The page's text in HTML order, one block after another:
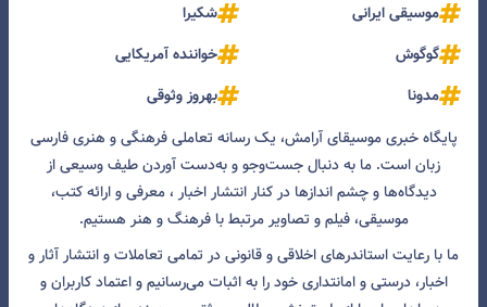
موسیقی ایرانی
شکیرا
گوگوش
خواننده آمریکایی
مدونا
بهروز وثوقی
پایگاه خبری موسیقای آرامش، یک رسانه تعاملی فرهنگی و هنری فارسی
زبان است. ما به دنبال جست‌و‌جو و به‌دست آوردن طیف وسیعی از
دیدگاه‌ها و چشم انداز‌ها در کنار انتشار اخبار ، معرفی و ارائه کتب،
موسیقی، فیلم و تصاویر مرتبط با فرهنگ و هنر هستیم.
ما با رعایت استاندرهای اخلاقی و قانونی در تمامی تعاملات و انتشار آثار و
اخبار، درستی و امانتداری خود را به اثبات می‌رسانیم و اعتماد کاربران و